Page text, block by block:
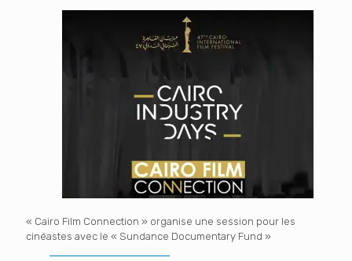
« Cairo Film Connection » organise une session pour les
cinéastes avec le « Sundance Documentary Fund »